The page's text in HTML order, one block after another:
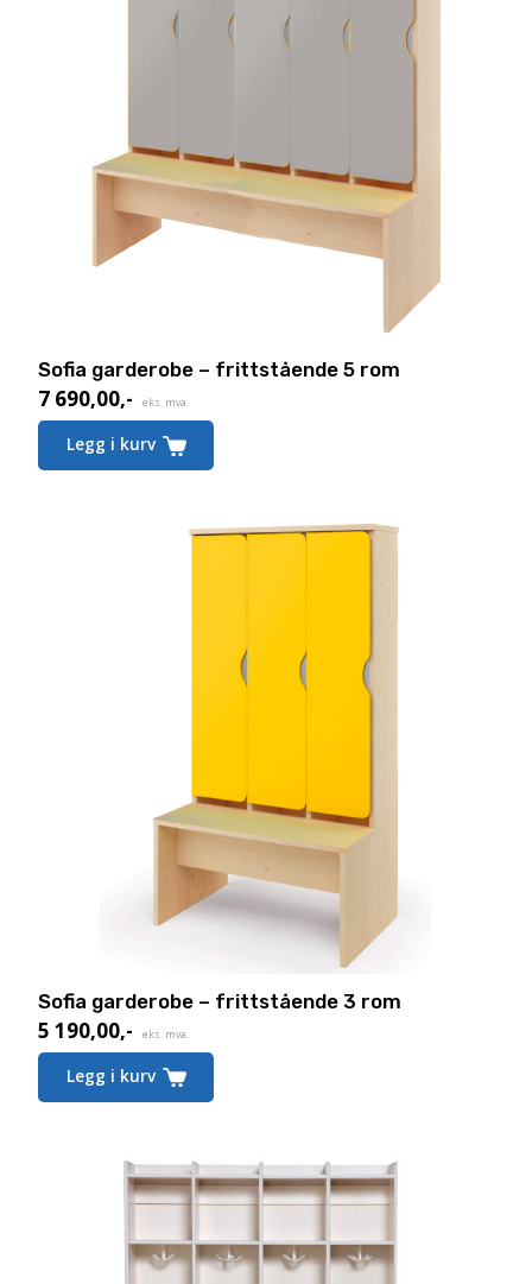
Sofia garderobe – frittstående 5 rom
7 690,00,- eks. mva.
Legg i kurv
Sofia garderobe – frittstående 3 rom
5 190,00,- eks. mva.
Legg i kurv